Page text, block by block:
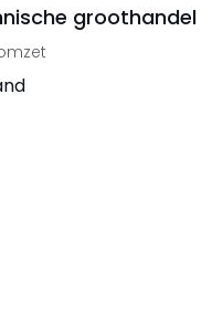
groothandel